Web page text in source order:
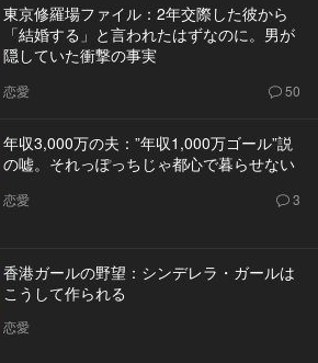
東京修羅場ファイル：2年交際した彼から
「結婚する」と言われたはずなのに。男が
隠していた衝撃の事実
恋愛 50
年収3,000万の夫：”年収1,000万ゴール”説
の嘘。それっぽっちじゃ都心で暮らせない
恋愛 3
香港ガールの野望：シンデレラ・ガールは
こうして作られる
恋愛